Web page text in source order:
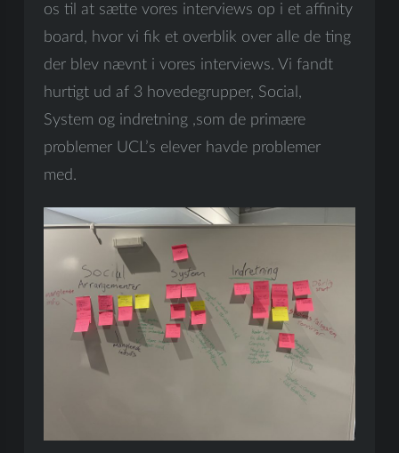
os til at sætte vores interviews op i et affinity
board, hvor vi fik et overblik over alle de ting
der blev nævnt i vores interviews. Vi fandt
hurtigt ud af 3 hovedegrupper, Social,
System og indretning ,som de primære
problemer UCL’s elever havde problemer
med.